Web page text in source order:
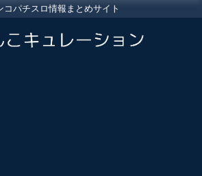
コパチスロ情報まとめサイト